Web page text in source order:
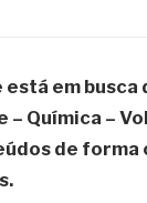
em
– Química –
de